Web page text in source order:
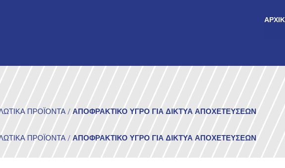
ΠΡΟΪΟΝΤΑ /ΑΠΟΦΡΑΚΤΙΚΟ ΥΓΡΟ ΓΙΑ ΔΙΚΤΥΑ ΑΠΟΧΕΤΕΥΣΕΩΝ
ΠΡΟΪΟΝΤΑ /ΑΠΟΦΡΑΚΤΙΚΟ ΥΓΡΟ ΓΙΑ ΔΙΚΤΥΑ ΑΠΟΧΕΤΕΥΣΕΩΝ